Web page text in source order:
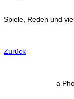
Spiele, Reden und
Zurück
a